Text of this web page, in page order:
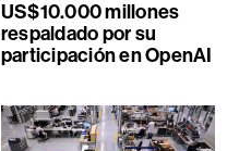
US$10.000 millones
respaldado por su
participación en OpenAI